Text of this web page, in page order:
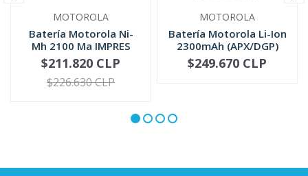
MOTOROLA
Batería Motorola Ni-
Mh 2100 Ma IMPRES
NTN9858
+
$211.820 CLP
$226.630 CLP
MOTOROLA
Batería Motorola Li-Ion
2300mAh (APX/DGP)
PMNN4424
+
$249.670 CLP